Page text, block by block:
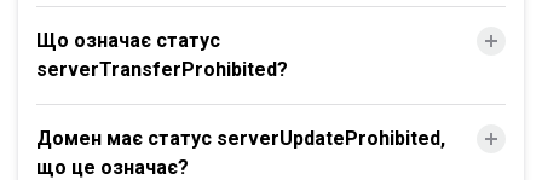
Що означає статус
serverTransferProhibited?
Домен має статус serverUpdateProhibited,
що це означає?